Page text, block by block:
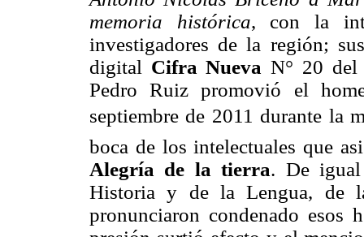
memoria histórica, con la
investigadores de la región;
digital Cifra Nueva N° 20 del
Pedro Ruiz promovió el
septiembre de 2011 durante la
boca de los intelectuales que
Alegría de la tierra. De igual
Historia y de la Lengua, de
pronunciaron condenado esos